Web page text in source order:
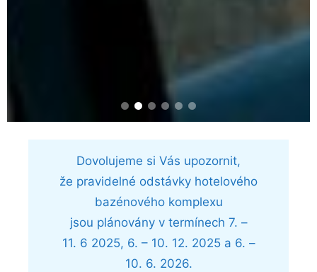
Dovolujeme si Vás upozornit,
že pravidelné odstávky hotelového
bazénového komplexu
jsou plánovány v termínech 7. –
11. 6 2025, 6. – 10. 12. 2025 a 6. –
10. 6. 2026.